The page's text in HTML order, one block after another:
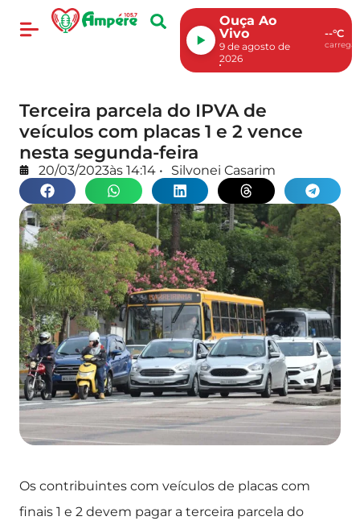
Ouça Ao
Vivo
9 de agosto de
2026
--°C
Terceira parcela do IPVA de
veículos com placas 1 e 2 vence
nesta segunda-feira
20/03/2023às 14:14 • Silvonei Casarim
Os contribuintes com veículos de placas com
finais 1 e 2 devem pagar a terceira parcela do